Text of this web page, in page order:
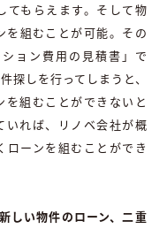
てもらえます。そして物
を組むことが可能。その
ョン費用の見積書」で
探しを行ってしまうと、
を組むことができないと
いれば、リノベ会社が概
ローンを組むことができ
しい物件のローン、二重